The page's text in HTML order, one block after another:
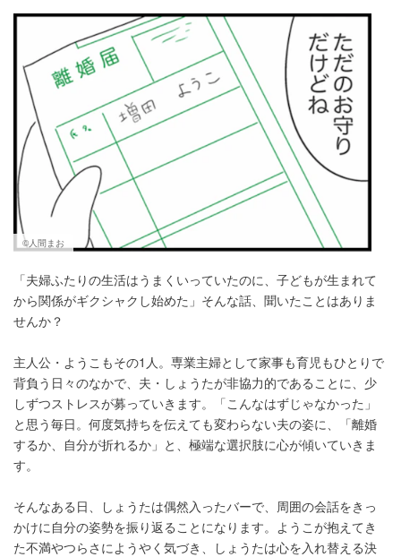
©人間まお
「夫婦ふたりの生活はうまくいっていたのに、子どもが生まれて
から関係がギクシャクし始めた」そんな話、聞いたことはありま
せんか？
主人公・ようこもその1人。専業主婦として家事も育児もひとりで
背負う日々のなかで、夫・しょうたが非協力的であることに、少
しずつストレスが募っていきます。「こんなはずじゃなかった」
と思う毎日。何度気持ちを伝えても変わらない夫の姿に、「離婚
するか、自分が折れるか」と、極端な選択肢に心が傾いていきま
す。
そんなある日、しょうたは偶然入ったバーで、周囲の会話をきっ
かけに自分の姿勢を振り返ることになります。ようこが抱えてき
た不満やつらさにようやく気づき、しょうたは心を入れ替える決